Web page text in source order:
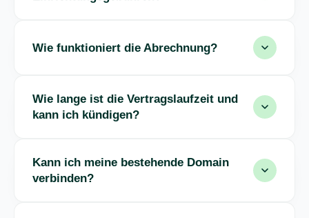
Wie funktioniert die Abrechnung?
Wie lange ist die Vertragslaufzeit und
kann ich kündigen?
Kann ich meine bestehende Domain
verbinden?